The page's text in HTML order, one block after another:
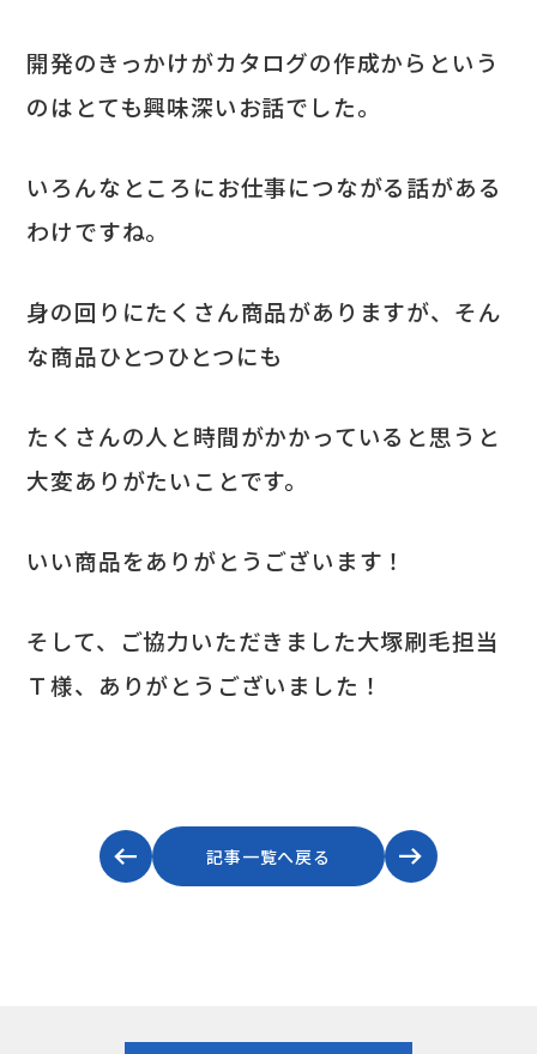
開発のきっかけがカタログの作成からという
のはとても興味深いお話でした。
いろんなところにお仕事につながる話がある
わけですね。
身の回りにたくさん商品がありますが、そん
な商品ひとつひとつにも
たくさんの人と時間がかかっていると思うと
大変ありがたいことです。
いい商品をありがとうございます！
そして、ご協力いただきました大塚刷毛担当
Ｔ様、ありがとうございました！
記事一覧へ戻る